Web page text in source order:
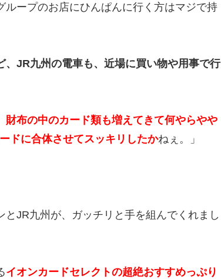
ループのお店にひんぱんに行く方はマジで持
JR九州の電車も、近場に買い物や用事で行
財布の中のカード類も増えてきて何やらやや
ドに合体させてスッキリしたかねぇ。」
JR九州が、ガッチリと手を組んでくれまし
イオンカードセレクトの超絶おすすめっぷり